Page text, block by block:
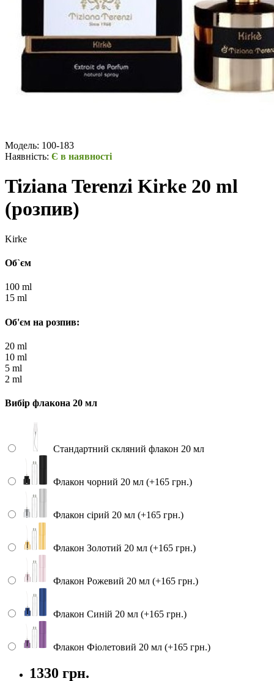
Модель: 100-183
Наявність: Є в наявності
Tiziana Terenzi Kirke 20 ml
(розпив)
Kirke
Об`єм
100 ml
15 ml
Об'єм на розпив:
20 ml
10 ml
5 ml
2 ml
Вибір флакона 20 мл
Стандартний скляний флакон 20 мл
Флакон чорний 20 мл (+165 грн.)
Флакон сірий 20 мл (+165 грн.)
Флакон Золотий 20 мл (+165 грн.)
Флакон Рожевий 20 мл (+165 грн.)
Флакон Синій 20 мл (+165 грн.)
Флакон Фіолетовий 20 мл (+165 грн.)
1330 грн.